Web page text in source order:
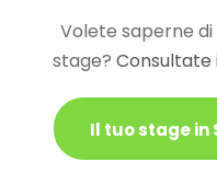
Volete saperne
stage?
Il tuo stage